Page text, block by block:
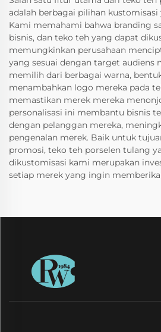
adalah berbagai pilihan
Kami memahami bahwa branding
bisnis, dan teko teh yang dapat
memungkinkan perusahaan
yang sesuai dengan target audiens
memilih dari berbagai warna,
menambahkan logo mereka pada
memastikan merek mereka
personalisasi ini membantu bisnis
dengan pelanggan mereka,
pengenalan merek. Baik untuk
promosi, teko teh porselen tulang
dikustomisasi kami merupakan
setiap merek yang ingin